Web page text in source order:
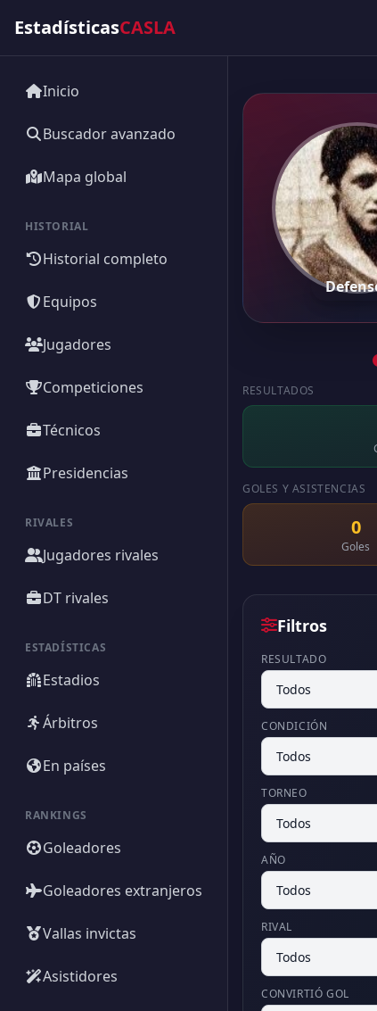
EstadísticasCASLA
Inicio
Buscador avanzado
Mapa global
HISTORIAL
Historial completo
Equipos
Jugadores
Competiciones
Técnicos
Presidencias
RIVALES
Jugadores rivales
DT rivales
ESTADÍSTICAS
Estadios
Árbitros
En países
RANKINGS
Goleadores
Goleadores extranjeros
Vallas invictas
Asistidores
RESULTADOS
GOLES Y ASISTENCIAS
0
Goles
Filtros
RESULTADO
CONDICIÓN
TORNEO
AÑO
RIVAL
CONVIRTIÓ GOL